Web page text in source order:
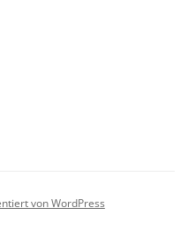
von WordPress